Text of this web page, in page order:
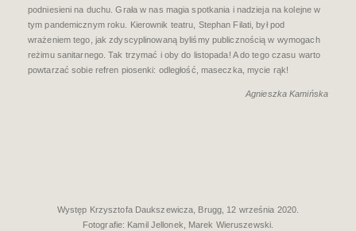
podniesieni na duchu. Grała w nas magia spotkania i nadzieja na kolejne w
tym pandemicznym roku. Kierownik teatru, Stephan Filati, był pod
wrażeniem tego, jak zdyscyplinowaną byliśmy publicznością w wymogach
reżimu sanitarnego. Tak trzymać i oby do listopada! A do tego czasu warto
powtarzać sobie refren piosenki: odległość, maseczka, mycie rąk!
Agnieszka Kamińska
Występ Krzysztofa Daukszewicza, Brugg, 12 września 2020.
Fotografie: Kamil Jellonek, Marek Wieruszewski.